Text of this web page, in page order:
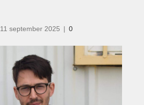
11 september 2025 | 0